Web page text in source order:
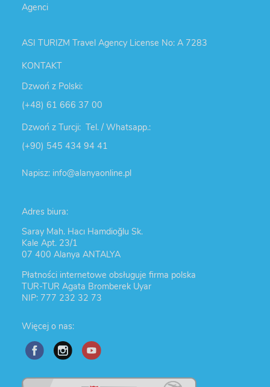
Agenci
ASI TURIZM Travel Agency License No: A 7283
KONTAKT
Dzwoń z Polski:
(+48) 61 666 37 00
Dzwoń z Turcji: Tel. / Whatsapp.:
(+90) 545 434 94 41
Napisz: info@alanyaonline.pl
Adres biura:
Saray Mah. Hacı Hamdioğlu Sk.
Kale Apt. 23/1
07 400 Alanya ANTALYA
Płatności internetowe obsługuje firma polska
TUR-TUR Agata Bromberek Uyar
NIP: 777 232 32 73
Więcej o nas: